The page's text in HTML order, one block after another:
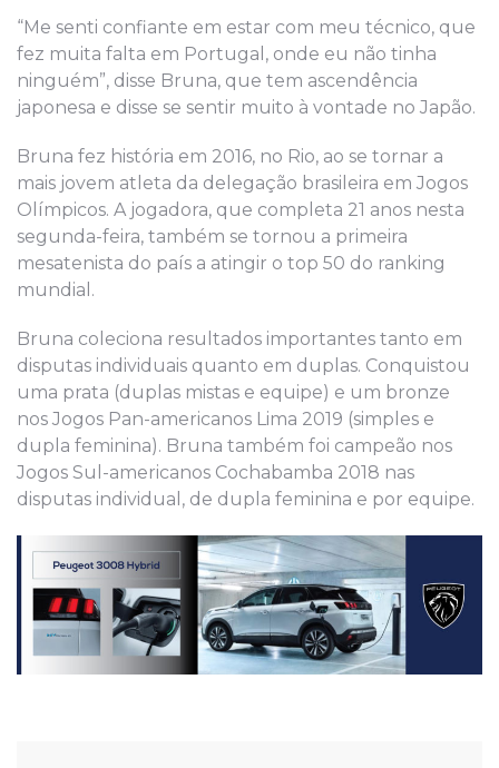
“Me senti confiante em estar com meu técnico, que
fez muita falta em Portugal, onde eu não tinha
ninguém”, disse Bruna, que tem ascendência
japonesa e disse se sentir muito à vontade no Japão.
Bruna fez história em 2016, no Rio, ao se tornar a
mais jovem atleta da delegação brasileira em Jogos
Olímpicos. A jogadora, que completa 21 anos nesta
segunda-feira, também se tornou a primeira
mesatenista do país a atingir o top 50 do ranking
mundial.
Bruna coleciona resultados importantes tanto em
disputas individuais quanto em duplas. Conquistou
uma prata (duplas mistas e equipe) e um bronze
nos Jogos Pan-americanos Lima 2019 (simples e
dupla feminina). Bruna também foi campeão nos
Jogos Sul-americanos Cochabamba 2018 nas
disputas individual, de dupla feminina e por equipe.